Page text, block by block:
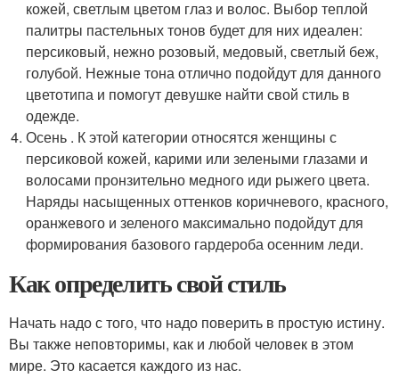
кожей, светлым цветом глаз и волос. Выбор теплой
палитры пастельных тонов будет для них идеален:
персиковый, нежно розовый, медовый, светлый беж,
голубой. Нежные тона отлично подойдут для данного
цветотипа и помогут девушке найти свой стиль в
одежде.
Осень . К этой категории относятся женщины с
персиковой кожей, карими или зелеными глазами и
волосами пронзительно медного иди рыжего цвета.
Наряды насыщенных оттенков коричневого, красного,
оранжевого и зеленого максимально подойдут для
формирования базового гардероба осенним леди.
Как определить свой стиль
Начать надо с того, что надо поверить в простую истину.
Вы также неповторимы, как и любой человек в этом
мире. Это касается каждого из нас.